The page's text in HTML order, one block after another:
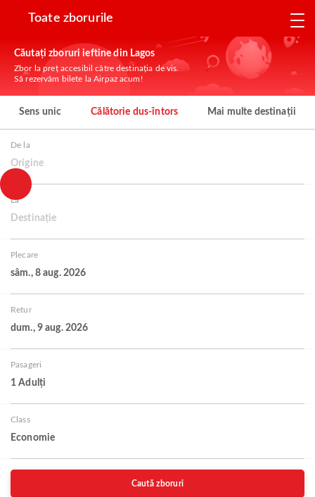
Toate zborurile
Căutați zboruri ieftine din Lagos
Zbor la preț accesibil către destinația de vis.
Să rezervăm bilete la Airpaz acum!
Sens unic Călătorie dus-întors Mai multe destinații
De la
Origine
La
Destinație
Plecare
sâm., 8 aug. 2026
Retur
dum., 9 aug. 2026
Pasageri
1 Adulți
Class
Economie
Caută zboruri